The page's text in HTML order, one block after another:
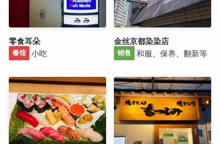
零食耳朵
餐馆 小吃
金丝京都染染店
销售 和服、保养、翻新等